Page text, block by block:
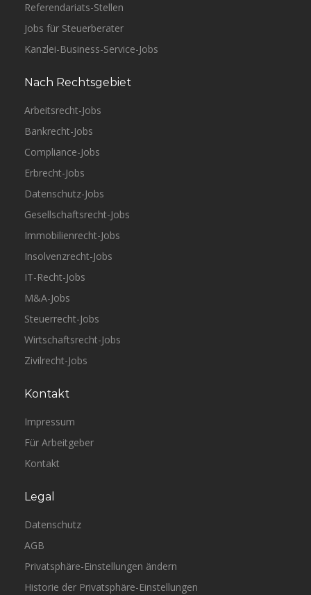
Referendariats-Stellen
Jobs für Steuerberater
Kanzlei-Business-Service-Jobs
Nach Rechtsgebiet
Arbeitsrecht-Jobs
Bankrecht-Jobs
Compliance-Jobs
Erbrecht-Jobs
Datenschutz-Jobs
Gesellschaftsrecht-Jobs
Immobilienrecht-Jobs
Insolvenzrecht-Jobs
IT-Recht-Jobs
M&A-Jobs
Steuerrecht-Jobs
Wirtschaftsrecht-Jobs
Zivilrecht-Jobs
Kontakt
Impressum
Für Arbeitgeber
Kontakt
Legal
Datenschutz
AGB
Privatsphäre-Einstellungen ändern
Historie der Privatsphäre-Einstellungen